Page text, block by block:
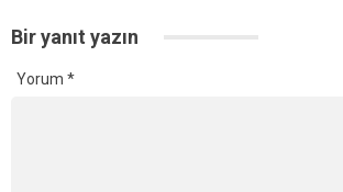
Bir yanıt yazın
Yorum *